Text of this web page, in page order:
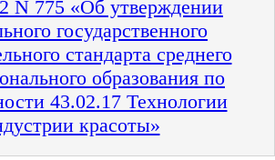
N 775 «Об утверждении
государственного
стандарта среднего
образования по
43.02.17 Технологии
красоты»